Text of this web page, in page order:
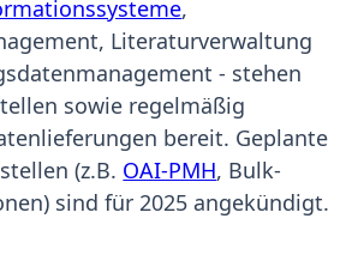
,
Literaturverwaltung
- stehen
sowie regelmäßig
bereit. Geplante
(z.B. OAI-PMH, Bulk-
sind für 2025 angekündigt.